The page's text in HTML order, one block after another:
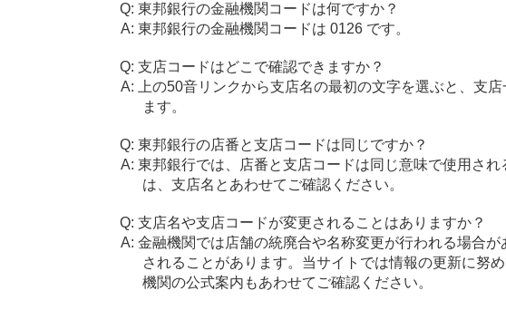
東邦銀行の金融機関コードは何ですか？
東邦銀行の金融機関コードは 0126 です。
支店コードはどこで確認できますか？
上の50音リンクから支店名の最初の文字を選ぶと、支
ます。
東邦銀行の店番と支店コードは同じですか？
東邦銀行では、店番と支店コードは同じ意味で使用さ
は、支店名とあわせてご確認ください。
支店名や支店コードが変更されることはありますか？
金融機関では店舗の統廃合や名称変更が行われる場合
されることがあります。当サイトでは情報の更新に努
機関の公式案内もあわせてご確認ください。